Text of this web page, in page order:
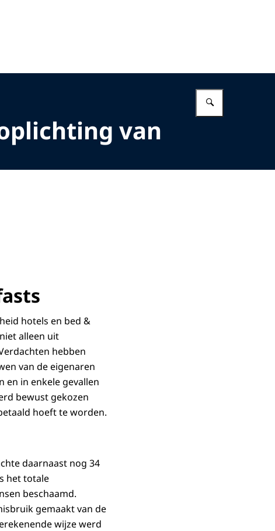
van
hotels en bed &
alleen uit
hebben
van de eigenaren
en in enkele gevallen
bewust gekozen
hoeft te worden.
daarnaast nog 34
het totale
beschaamd.
gemaakt van de
wijze werd